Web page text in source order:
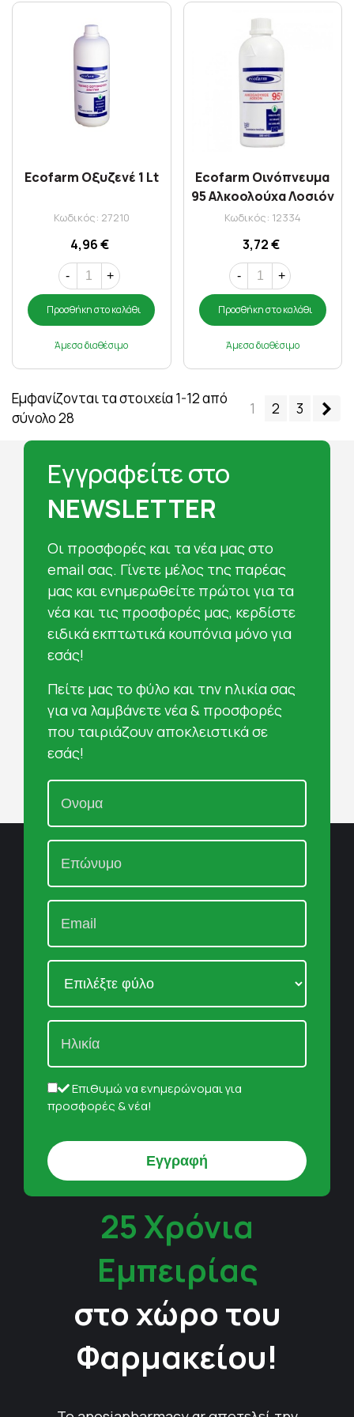
Ecofarm Οξυζενέ 1 Lt
Κωδικός: 27210
4,96 €
- +
Προσθήκη στο καλάθι
Άμεσα διαθέσιμο
Ecofarm Οινόπνευμα
95 Αλκοολούχα Λοσιόν
500 ml
Κωδικός: 12334
3,72 €
- +
Προσθήκη στο καλάθι
Άμεσα διαθέσιμο
Εμφανίζονται τα στοιχεία 1-12 από
σύνολο 28
1 2 3
Εγγραφείτε στο
NEWSLETTER
Oι προσφορές και τα νέα μας στο
email σας. Γίνετε μέλος της παρέας
μας και ενημερωθείτε πρώτοι για τα
νέα και τις προσφορές μας, κερδίστε
ειδικά εκπτωτικά κουπόνια μόνο για
εσάς!
Πείτε μας το φύλο και την ηλικία σας
για να λαμβάνετε νέα & προσφορές
που ταιριάζουν αποκλειστικά σε
εσάς!
Επιθυμώ να ενημερώνομαι για
προσφορές & νέα!
25 Χρόνια
Εμπειρίας
στο χώρο του
Φαρμακείου!